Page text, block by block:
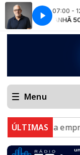
07:00 -
MANHÃ 50
Menu
ÚLTIMAS
empresas